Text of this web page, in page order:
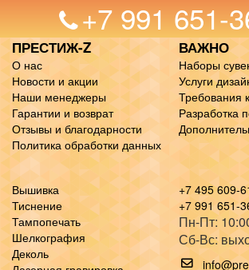
+7 991 651-
ПРЕСТИЖ-Z
О нас
Новости и акции
Наши менеджеры
Гарантии и возврат
Отзывы и благодарности
Политика обработки данных
ВАЖНО
Наборы
Услуги
Требования
Разработка
Вышивка
Тиснение
Тампопечать
Шелкография
Деколь
+7 495 609-
+7 991 651-
Пн-Пт:
Сб-Вс: